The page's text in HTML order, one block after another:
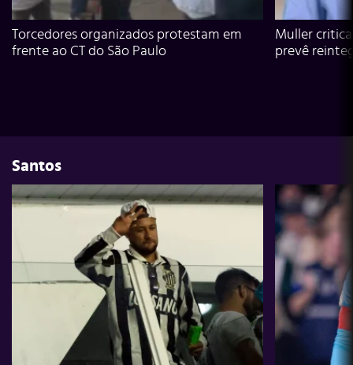
Torcedores organizados protestam em
frente ao CT do São Paulo
Muller
prevê
Santos